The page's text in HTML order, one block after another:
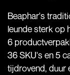
Beaphar's
leunde sterk op
6
36 SKU's en 5
tijdrovend, duur